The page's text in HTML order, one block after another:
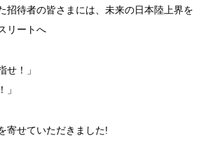
招待者の皆さまには、未来の日本陸上界を
リートへ
せ！」
」
寄せていただきました!